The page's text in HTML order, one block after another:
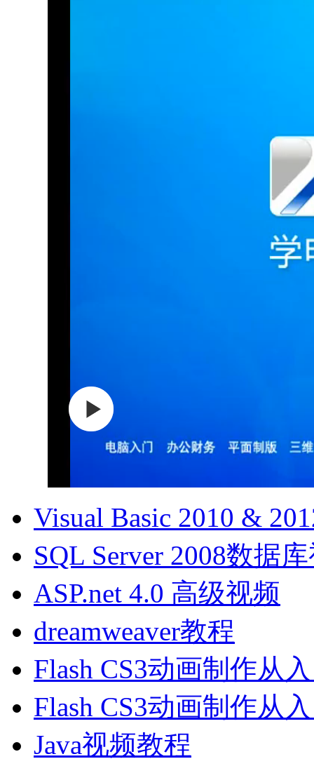
Visual Basic 2010 &
SQL Server 2008数据
ASP.net 4.0 高级视频
dreamweaver教程
Flash CS3动画制作从
Flash CS3动画制作从
Java视频教程